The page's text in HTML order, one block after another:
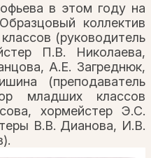
в этом году на
коллектив
(руководитель
П.В. Николаева,
А.Е. Загреднюк,
(преподаватель
младших классов
хормейстер Э.С.
В.В. Дианова, И.В.